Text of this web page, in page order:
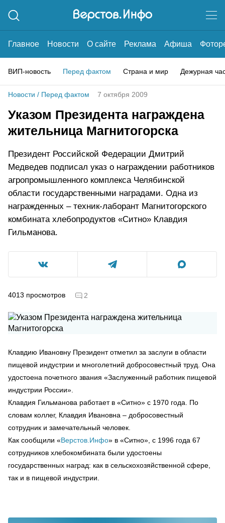
Главное Новости О сайте Реклама Афиша
ВИП-новость Перед фактом Страна и мир Дежурная
Новости / Перед фактом 7 октября 2009
Указом Президента награждена
жительница Магнитогорска
Президент Российской Федерации Дмитрий
Медведев подписал указ о награждении работников
агропромышленного комплекса Челябинской
области государственными наградами. Одна из
награжденных – техник-лаборант Магнитогорского
комбината хлебопродуктов «Ситно» Клавдия
Гильманова.
4013 просмотров 2
Клавдию Ивановну Президент отметил за заслуги в области
пищевой индустрии и многолетний добросовестный труд. Она
удостоена почетного звания «Заслуженный работник пищевой
индустрии России».
Клавдия Гильманова работает в «Ситно» с 1970 года. По
словам коллег, Клавдия Ивановна – добросовестный
сотрудник и замечательный человек.
Как сообщили «Верстов.Инфо» в «Ситно», с 1996 года 67
сотрудников хлебокомбината были удостоены
государственных наград: как в сельскохозяйственной сфере,
так и в пищевой индустрии.